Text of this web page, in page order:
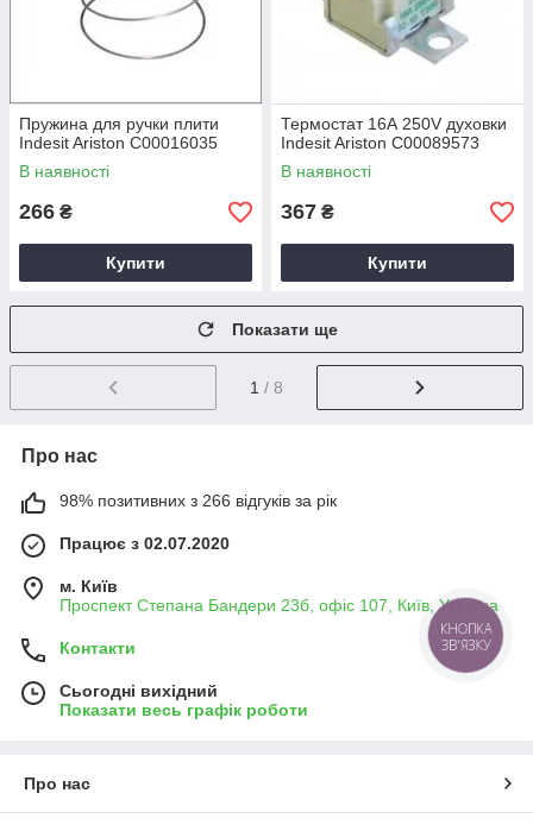
Пружина для ручки плити
Indesit Ariston C00016035
В наявності
266 ₴
Купити
Термостат 16А 250V духовки
Indesit Ariston C00089573
В наявності
367 ₴
Купити
Показати ще
1 / 8
Про нас
98% позитивних з 266 відгуків за рік
Працює з 02.07.2020
м. Київ
Проспект Степана Бандери 23б, офіс 107, Київ, Україна
Контакти
Сьогодні вихідний
Показати весь графік роботи
Про нас